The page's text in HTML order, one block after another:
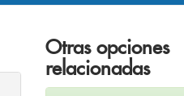
Otras opciones
relacionadas